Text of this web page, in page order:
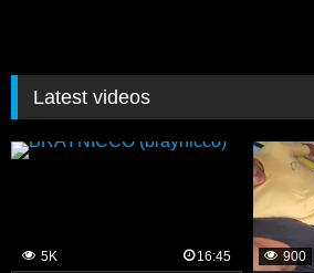
Latest videos
5K
16:45
900